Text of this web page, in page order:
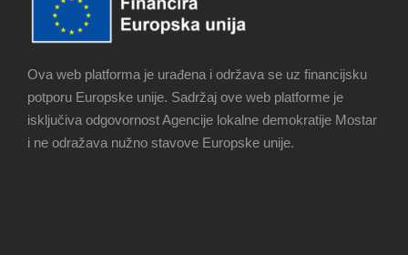
Ova web platforma je urađena i održava se uz financijsku
potporu Europske unije. Sadržaj ove web platforme je
isključiva odgovornost Agencije lokalne demokratije Mostar
i ne odražava nužno stavove Europske unije.